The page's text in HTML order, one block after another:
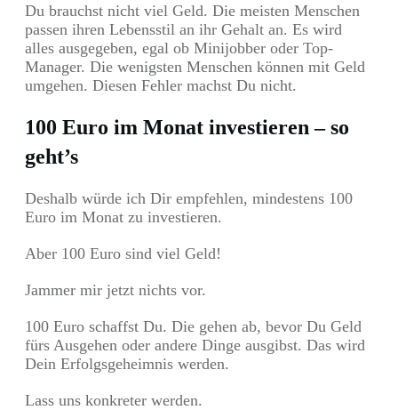
Du brauchst nicht viel Geld. Die meisten Menschen
passen ihren Lebensstil an ihr Gehalt an. Es wird
alles ausgegeben, egal ob Minijobber oder Top-
Manager. Die wenigsten Menschen können mit Geld
umgehen. Diesen Fehler machst Du nicht.
100 Euro im Monat investieren – so
geht’s
Deshalb würde ich Dir empfehlen, mindestens 100
Euro im Monat zu investieren.
Aber 100 Euro sind viel Geld!
Jammer mir jetzt nichts vor.
100 Euro schaffst Du. Die gehen ab, bevor Du Geld
fürs Ausgehen oder andere Dinge ausgibst. Das wird
Dein Erfolgsgeheimnis werden.
Lass uns konkreter werden.